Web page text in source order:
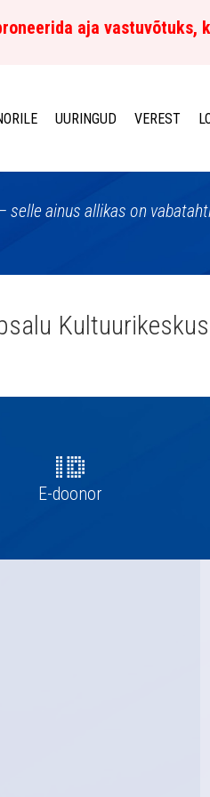
aja vastuvõtuks,
UURINGUD VEREST
ainus allikas on
E-doonor